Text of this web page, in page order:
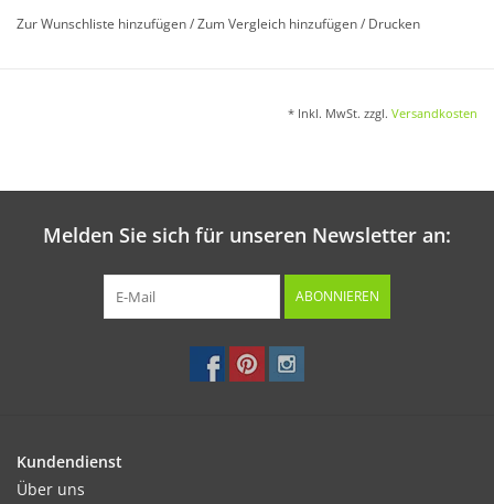
Keimung:
cm.
Zur Wunschliste hinzufügen/Zum Vergleich hinzufügen/ Drucken
* Inkl. MwSt. zzgl. Versandkosten
Melden Sie sich für unseren Newsletter an:
ABONNIEREN
Kundendienst
Über uns